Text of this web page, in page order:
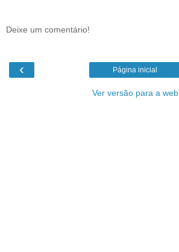
Deixe um comentário!
‹ Página inicial
Ver versão para a web